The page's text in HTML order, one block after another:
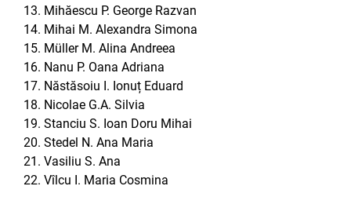
Mihăescu P. George Razvan
Mihai M. Alexandra Simona
Müller M. Alina Andreea
Nanu P. Oana Adriana
Năstăsoiu I. Ionuț Eduard
Nicolae G.A. Silvia
Stanciu S. Ioan Doru Mihai
Stedel N. Ana Maria
Vasiliu S. Ana
Vîlcu I. Maria Cosmina